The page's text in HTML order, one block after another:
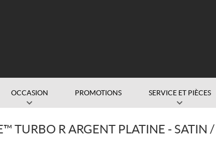
OCCASION PROMOTIONS SERVICE ET PIÈCES
TURBO R ARGENT PLATINE - SATIN /